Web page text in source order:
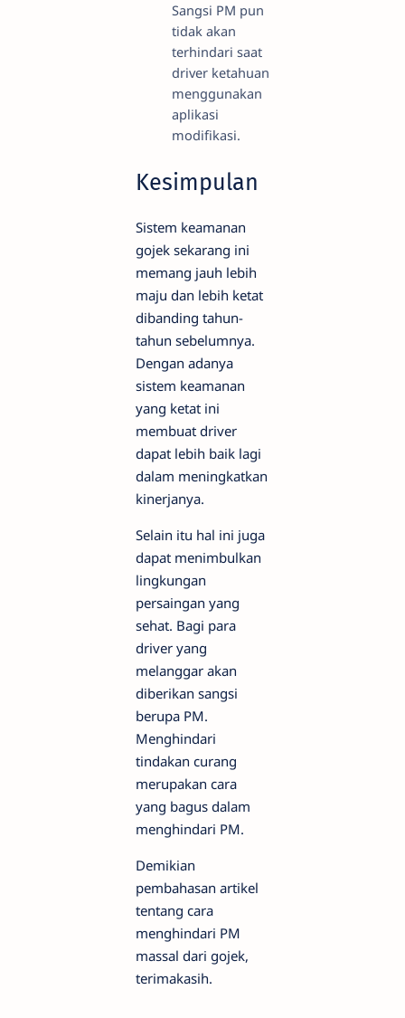
Sangsi PM pun
tidak akan
terhindari saat
driver ketahuan
menggunakan
aplikasi
modifikasi.
Kesimpulan
Sistem keamanan
gojek sekarang ini
memang jauh lebih
maju dan lebih ketat
dibanding tahun-
tahun sebelumnya.
Dengan adanya
sistem keamanan
yang ketat ini
membuat driver
dapat lebih baik lagi
dalam meningkatkan
kinerjanya.
Selain itu hal ini juga
dapat menimbulkan
lingkungan
persaingan yang
sehat. Bagi para
driver yang
melanggar akan
diberikan sangsi
berupa PM.
Menghindari
tindakan curang
merupakan cara
yang bagus dalam
menghindari PM.
Demikian
pembahasan artikel
tentang cara
menghindari PM
massal dari gojek,
terimakasih.